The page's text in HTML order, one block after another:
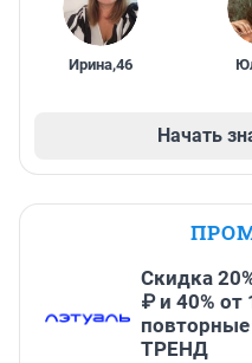
Ирина,46
Начать
Скидка
₽ и 40% от
ТРЕНД